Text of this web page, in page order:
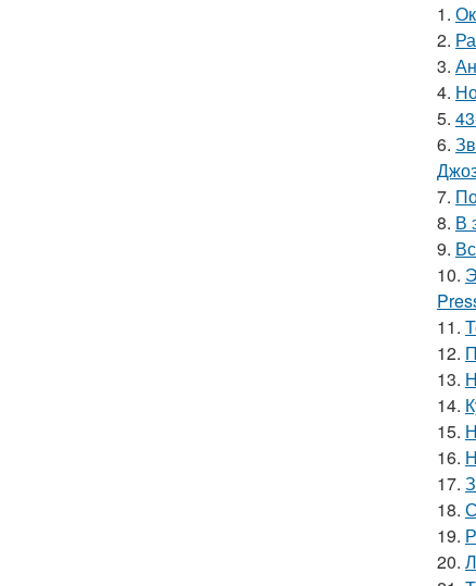
1.
2.
3.
4.
5.
6.
7.
8. В
9.
10.
11.
12.
13.
14.
15.
16.
17.
18.
19.
20.